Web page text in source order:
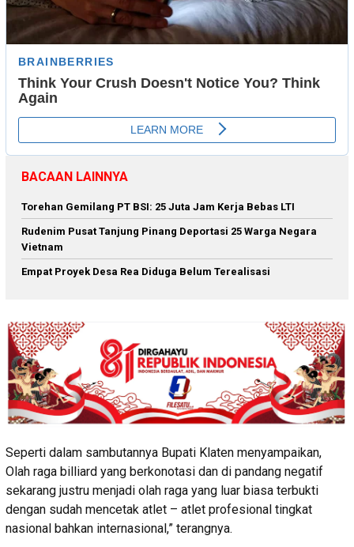
BACAAN LAINNYA
Torehan Gemilang PT BSI: 25 Juta Jam Kerja Bebas LTI
Rudenim Pusat Tanjung Pinang Deportasi 25 Warga Negara
Vietnam
Empat Proyek Desa Rea Diduga Belum Terealisasi
Seperti dalam sambutannya Bupati Klaten menyampaikan,
Olah raga billiard yang berkonotasi dan di pandang negatif
sekarang justru menjadi olah raga yang luar biasa terbukti
dengan sudah mencetak atlet – atlet profesional tingkat
nasional bahkan internasional,” terangnya.